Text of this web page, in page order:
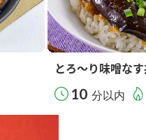
とろ～り味噌な
10 分以内